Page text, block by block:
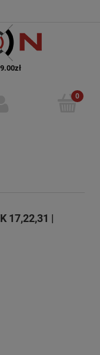
zł
29
17,22,31 |